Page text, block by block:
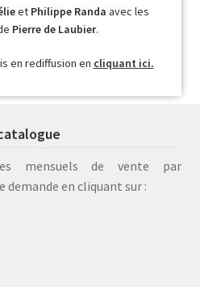
et Philippe Randa avec les
Pierre de Laubier.
en rediffusion en cliquant ici.
mensuels de vente par
demande en cliquant sur :